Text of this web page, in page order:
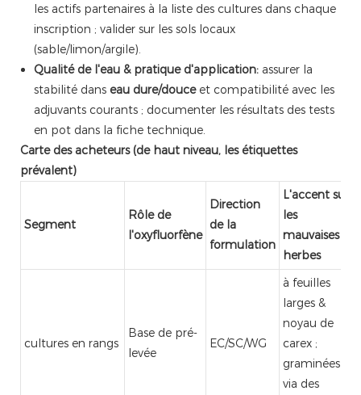
les actifs partenaires à la liste des cultures dans chaque
inscription ; valider sur les sols locaux
(sable/limon/argile).
Qualité de l'eau & pratique d'application: assurer la
stabilité dans eau dure/douce et compatibilité avec les
adjuvants courants ; documenter les résultats des tests
en pot dans la fiche technique.
Carte des acheteurs (de haut niveau, les étiquettes
prévalent)
Segment
Rôle de
l'oxyfluorfène
Direction
de la
formulation
L'accent sur
les
mauvaises
herbes
cultures en rangs
Base de pré-
levée
EC/SC/WG
à feuilles
larges &
noyau de
carex ;
graminées
via des